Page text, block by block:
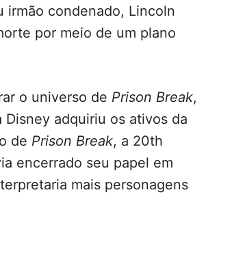
irmão condenado, Lincoln
por meio de um plano
o universo de Prison Break,
adquiriu os ativos da
de Prison Break, a 20th
encerrado seu papel em
mais personagens